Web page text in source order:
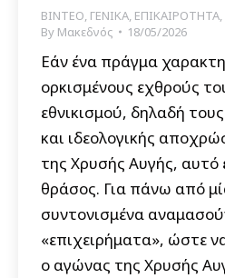
ΒΙΝΤΕΟ ΓΕΝΙΚΑ ΕΠΙΚΑΙΡΟΤΗΤΑ
By Μακεδνός 18/05/2026
Εάν ένα πράγμα
ορκισμένους εχθρούς
εθνικισμού, δηλαδή
και ιδεολογικής
της Χρυσής Αυγής, αυτό
θράσος. Για πάνω από
συντονισμένα
«επιχειρήματα», ώστε
ο αγώνας της Χρυσής